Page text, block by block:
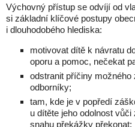
Výchovný přístup se odvíjí od
si základní klíčové postupy
i dlouhodobého hlediska:
motivovat dítě k návratu
oporu a pomoc, nečekat
odstranit příčiny
odborníky;
tam, kde je v popředí
u dítěte jeho odolnost
snahu překážky překonat;